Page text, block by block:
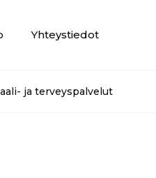
Yhteystiedot
ja terveyspalvelut